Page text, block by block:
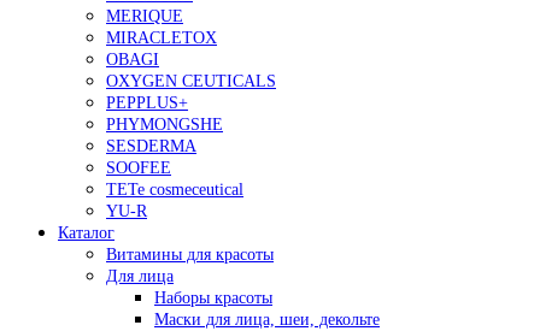
MERIQUE
MIRACLETOX
OBAGI
OXYGEN CEUTICALS
PEPPLUS+
PHYMONGSHE
SESDERMA
SOOFEE
TETe cosmeceutical
YU-R
Каталог
Витамины для красоты
Для лица
Наборы красоты
Маски для лица, шеи, декольте